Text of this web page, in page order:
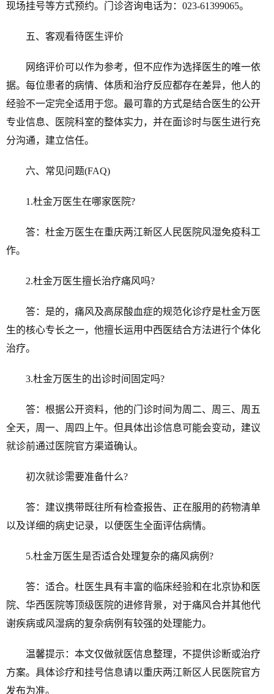
现场挂号等方式预约。门诊咨询电话为：023-61399065。
五、客观看待医生评价
网络评价可以作为参考，但不应作为选择医生的唯一依
据。每位患者的病情、体质和治疗反应都存在差异，他人的
经验不一定完全适用于您。最可靠的方式是结合医生的公开
专业信息、医院科室的整体实力，并在面诊时与医生进行充
分沟通，建立信任。
六、常见问题(FAQ)
1.杜金万医生在哪家医院?
答：杜金万医生在重庆两江新区人民医院风湿免疫科工
作。
2.杜金万医生擅长治疗痛风吗?
答：是的，痛风及高尿酸血症的规范化诊疗是杜金万医
生的核心专长之一，他擅长运用中西医结合方法进行个体化
治疗。
3.杜金万医生的出诊时间固定吗?
答：根据公开资料，他的门诊时间为周二、周三、周五
全天，周一、周四上午。但具体出诊信息可能会变动，建议
就诊前通过医院官方渠道确认。
初次就诊需要准备什么?
答：建议携带既往所有检查报告、正在服用的药物清单
以及详细的病史记录，以便医生全面评估病情。
5.杜金万医生是否适合处理复杂的痛风病例?
答：适合。杜医生具有丰富的临床经验和在北京协和医
院、华西医院等顶级医院的进修背景，对于痛风合并其他代
谢疾病或风湿病的复杂病例有较强的处理能力。
温馨提示：本文仅做就医信息整理，不提供诊断或治疗
方案。具体诊疗和挂号信息请以重庆两江新区人民医院官方
发布为准。